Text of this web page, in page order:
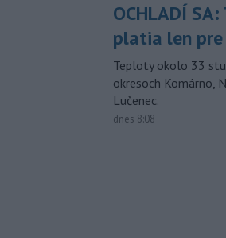
OCHLADÍ
platia len
Teploty okolo 33
okresoch Komárno,
Lučenec.
dnes 8:08